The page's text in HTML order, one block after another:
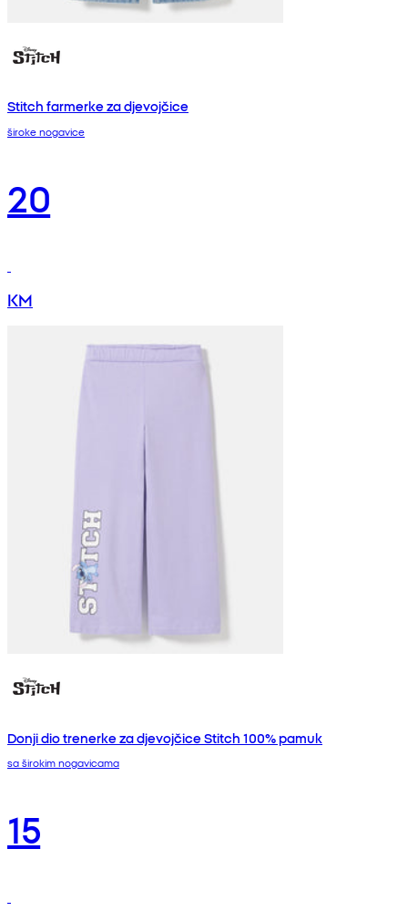
Stitch farmerke za djevojčice
široke nogavice
20
KM
Donji dio trenerke za djevojčice Stitch 100% pamuk
sa širokim nogavicama
15